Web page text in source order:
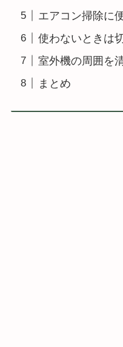
エアコン掃除に
使わないときは
室外機の周囲を
まとめ